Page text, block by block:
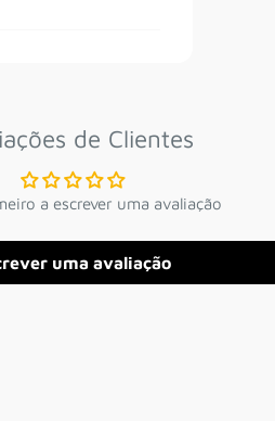
primeira compra!
PEGAR CUPOM
de Clientes
a escrever uma avaliação
uma avaliação